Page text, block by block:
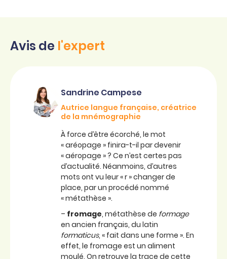
Avis de l'expert
Sandrine Campese
Autrice langue française, créatrice
de la mnémographie
À force d’être écorché, le mot
« aréopage » finira-t-il par devenir
« aéropage » ? Ce n’est certes pas
d’actualité. Néanmoins, d’autres
mots ont vu leur « r » changer de
place, par un procédé nommé
« métathèse ».
– fromage, métathèse de formage
en ancien français, du latin
formaticus, « fait dans une forme ». En
effet, le fromage est un aliment
moulé. On retrouve la trace de cette